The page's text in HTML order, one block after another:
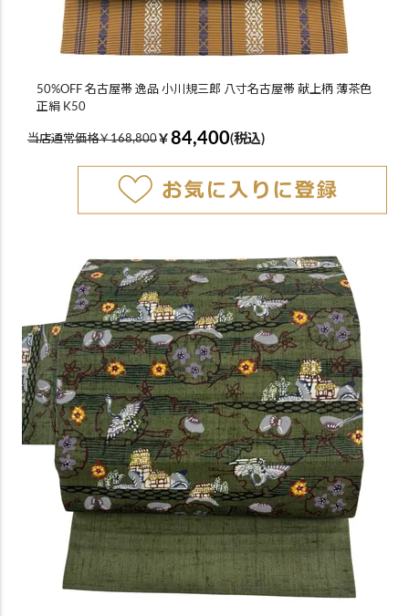
50%OFF 名古屋帯 逸品 小川規三郎 八寸名古屋帯 献上柄 薄茶色
正絹 K50
当店通常価格￥168,800￥ 84,400(税込)